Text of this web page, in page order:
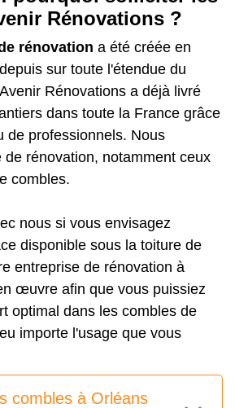
Rénovations ?
rénovation a été créée en
sur toute l'étendue du
Rénovations a déjà livré
dans toute la France grâce
de professionnels. Nous
de rénovation, notamment ceux
combles.
nous si vous envisagez
disponible sous la toiture de
entreprise de rénovation à
œuvre afin que vous puissiez
optimal dans les combles de
importe l'usage que vous
combles à Orléans